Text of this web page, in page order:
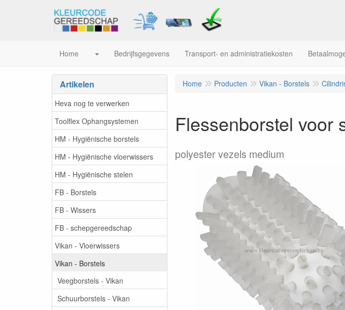
Home Bedrijfsgegevens Transport- en administratiekosten
Artikelen
Heva nog te verwerken
Toolflex Ophangsystemen
HM - Hygiënische borstels
HM - Hygiënische vloerwissers
HM - Hygiënische stelen
FB - Borstels
FB - Wissers
FB - schepgereedschap
Vikan - Vloerwissers
Vikan - Borstels
Veegborstels - Vikan
Schuurborstels - Vikan
Home Producten Vikan - Borstels
Flessenborstel voor
polyester vezels medium